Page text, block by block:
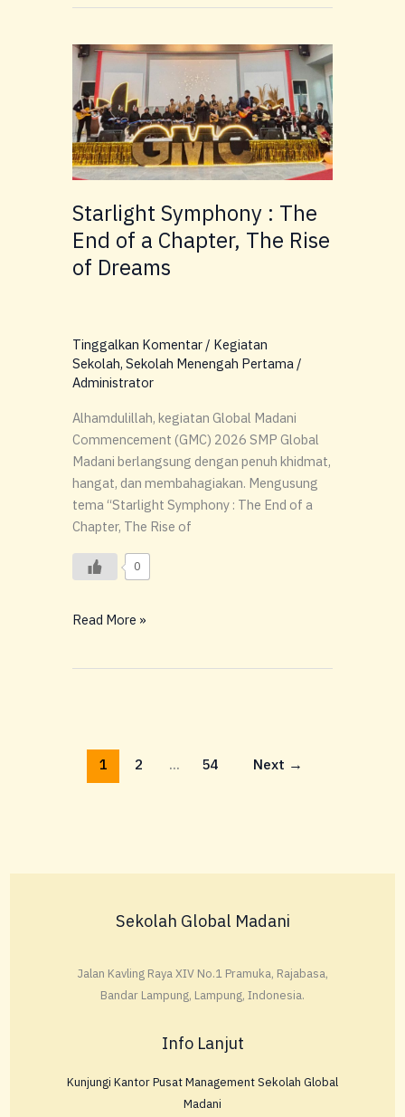
Starlight Symphony : The
End of a Chapter, The Rise
of Dreams
Tinggalkan Komentar / Kegiatan
Sekolah, Sekolah Menengah Pertama /
Administrator
Alhamdulillah, kegiatan Global Madani
Commencement (GMC) 2026 SMP Global
Madani berlangsung dengan penuh khidmat,
hangat, dan membahagiakan. Mengusung
tema “Starlight Symphony : The End of a
Chapter, The Rise of
0
Starlight
Symphony
The
End
of
a
Chapter,
Rise
of
Read More »
1 2 … 54 Next →
Sekolah Global Madani
Jalan Kavling Raya XIV No.1 Pramuka, Rajabasa,
Bandar Lampung, Lampung, Indonesia.
Info Lanjut
Kunjungi Kantor Pusat Management Sekolah Global
Madani